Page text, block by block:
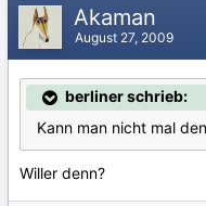
Akaman
August 27, 2009
berliner schrieb:
Kann man nicht mal
Willer denn?